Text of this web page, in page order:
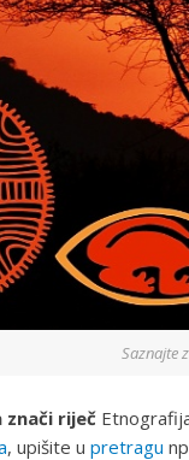
Saznajte
znači riječ
, upišite u pretragu